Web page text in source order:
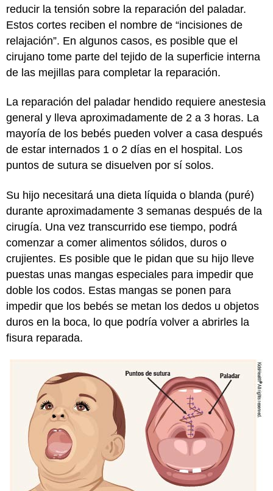
reducir la tensión sobre la reparación del paladar.
Estos cortes reciben el nombre de “incisiones de
relajación”. En algunos casos, es posible que el
cirujano tome parte del tejido de la superficie interna
de las mejillas para completar la reparación.
La reparación del paladar hendido requiere anestesia
general y lleva aproximadamente de 2 a 3 horas. La
mayoría de los bebés pueden volver a casa después
de estar internados 1 o 2 días en el hospital. Los
puntos de sutura se disuelven por sí solos.
Su hijo necesitará una dieta líquida o blanda (puré)
durante aproximadamente 3 semanas después de la
cirugía. Una vez transcurrido ese tiempo, podrá
comenzar a comer alimentos sólidos, duros o
crujientes. Es posible que le pidan que su hijo lleve
puestas unas mangas especiales para impedir que
doble los codos. Estas mangas se ponen para
impedir que los bebés se metan los dedos u objetos
duros en la boca, lo que podría volver a abrirles la
fisura reparada.